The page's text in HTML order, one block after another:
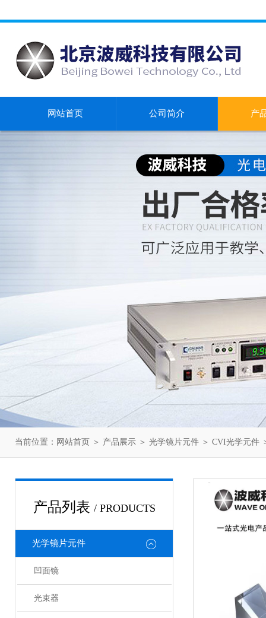
网站首页 公司简介 产
当前位置： 网站首页 ＞ 产品展示 ＞ 光学镜片元件 ＞ CVI光学元件
产品列表 / PRODUCTS
光学镜片元件
凹面镜
光束器